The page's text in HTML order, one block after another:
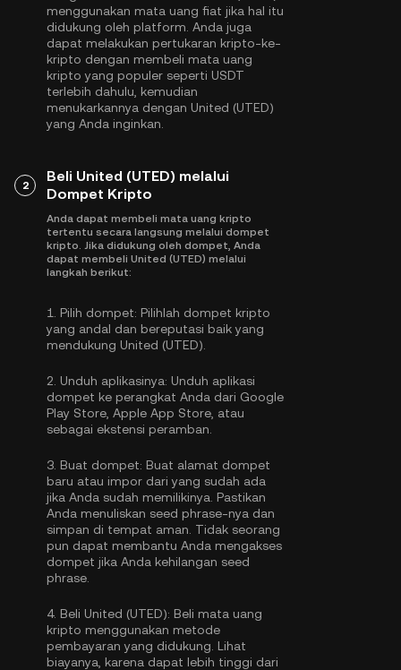
menggunakan mata uang fiat jika hal itu
didukung oleh platform. Anda juga
dapat melakukan pertukaran kripto-ke-
kripto dengan membeli mata uang
kripto yang populer seperti USDT
terlebih dahulu, kemudian
menukarkannya dengan United (UTED)
yang Anda inginkan.
2
Beli United (UTED) melalui
Dompet Kripto
Anda dapat membeli mata uang kripto
tertentu secara langsung melalui dompet
kripto. Jika didukung oleh dompet, Anda
dapat membeli United (UTED) melalui
langkah berikut:
1. Pilih dompet: Pilihlah dompet kripto
yang andal dan bereputasi baik yang
mendukung United (UTED).
2. Unduh aplikasinya: Unduh aplikasi
dompet ke perangkat Anda dari Google
Play Store, Apple App Store, atau
sebagai ekstensi peramban.
3. Buat dompet: Buat alamat dompet
baru atau impor dari yang sudah ada
jika Anda sudah memilikinya. Pastikan
Anda menuliskan seed phrase-nya dan
simpan di tempat aman. Tidak seorang
pun dapat membantu Anda mengakses
dompet jika Anda kehilangan seed
phrase.
4. Beli United (UTED): Beli mata uang
kripto menggunakan metode
pembayaran yang didukung. Lihat
biayanya, karena dapat lebih tinggi dari